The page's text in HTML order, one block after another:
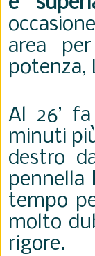
area
potenza,
Al 26’
minuti
destro
pennella
tempo
molto
rigore.